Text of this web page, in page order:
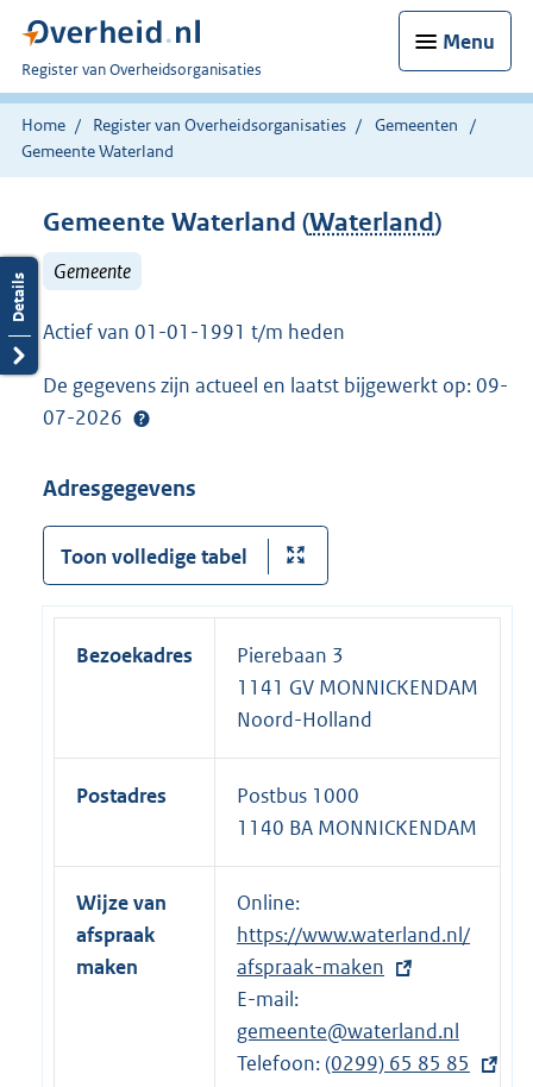
Menu
U
bent
nu
hier:
Register van Overheidsorganisaties
Home Register van Overheidsorganisaties
Gemeenten
Gemeente Waterland
Gemeente Waterland (Waterland)
Gemeente
Actief van 01-01-1991 t/m heden
De gegevens zijn actueel en laatst bijgewerkt op: 09-
07-2026
Adresgegevens
Toon volledige tabel
Bezoekadres
Pierebaan 3
1141 GV MONNICKENDAM
Noord-Holland
Postadres
Postbus 1000
1140 BA MONNICKENDAM
Wijze van
afspraak
maken
Online:
x
t
r
n
https://www.waterland.nl/
afspraak-maken
E-mail:
gemeente@waterland.nl
Telefoon:E
(0299) 65 85 85